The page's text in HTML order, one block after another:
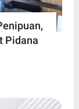
Pidana